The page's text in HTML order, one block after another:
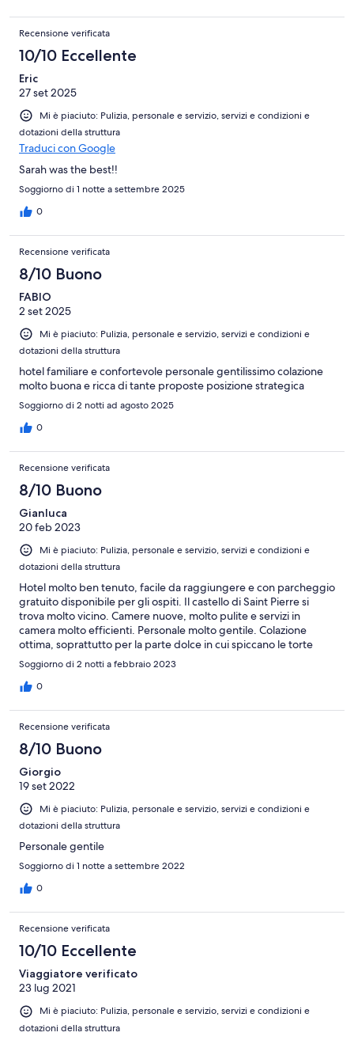
Recensione verificata
10/10 Eccellente
Eric
27 set 2025
Mi è piaciuto: Pulizia, personale e servizio, servizi e condizioni e
dotazioni della struttura
Traduci con Google
Sarah was the best!!
Soggiorno di 1 notte a settembre 2025
0
Recensione verificata
8/10 Buono
FABIO
2 set 2025
Mi è piaciuto: Pulizia, personale e servizio, servizi e condizioni e
dotazioni della struttura
hotel familiare e confortevole personale gentilissimo colazione
molto buona e ricca di tante proposte posizione strategica
Soggiorno di 2 notti ad agosto 2025
0
Recensione verificata
8/10 Buono
Gianluca
20 feb 2023
Mi è piaciuto: Pulizia, personale e servizio, servizi e condizioni e
dotazioni della struttura
Hotel molto ben tenuto, facile da raggiungere e con parcheggio
gratuito disponibile per gli ospiti. Il castello di Saint Pierre si
trova molto vicino. Camere nuove, molto pulite e servizi in
camera molto efficienti. Personale molto gentile. Colazione
ottima, soprattutto per la parte dolce in cui spiccano le torte
fatte in casa. Unico consiglio: regolare con attenzione i
termosifoni in camera altrimenti si rischia di sentire caldo
Soggiorno di 2 notti a febbraio 2023
0
Recensione verificata
8/10 Buono
Giorgio
19 set 2022
Mi è piaciuto: Pulizia, personale e servizio, servizi e condizioni e
dotazioni della struttura
Personale gentile
Soggiorno di 1 notte a settembre 2022
0
Recensione verificata
10/10 Eccellente
Viaggiatore verificato
23 lug 2021
Mi è piaciuto: Pulizia, personale e servizio, servizi e condizioni e
dotazioni della struttura